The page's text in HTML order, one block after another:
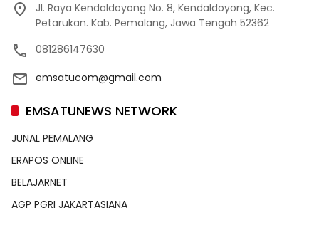
Jl. Raya Kendaldoyong No. 8, Kendaldoyong, Kec.
Petarukan. Kab. Pemalang, Jawa Tengah 52362
081286147630
emsatucom@gmail.com
EMSATUNEWS NETWORK
JUNAL PEMALANG
ERAPOS ONLINE
BELAJARNET
AGP PGRI JAKARTASIANA